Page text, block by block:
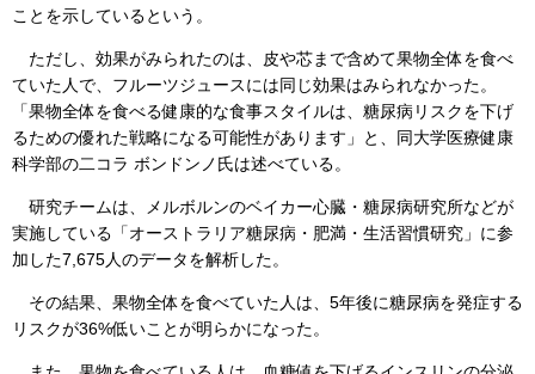
ことを示しているという。
ただし、効果がみられたのは、皮や芯まで含めて果物全体を食べ
ていた人で、フルーツジュースには同じ効果はみられなかった。
「果物全体を食べる健康的な食事スタイルは、糖尿病リスクを下げ
るための優れた戦略になる可能性があります」と、同大学医療健康
科学部の二コラ ボンドンノ氏は述べている。
研究チームは、メルボルンのベイカー心臓・糖尿病研究所などが
実施している「オーストラリア糖尿病・肥満・生活習慣研究」に参
加した7,675人のデータを解析した。
その結果、果物全体を食べていた人は、5年後に糖尿病を発症する
リスクが36%低いことが明らかになった。